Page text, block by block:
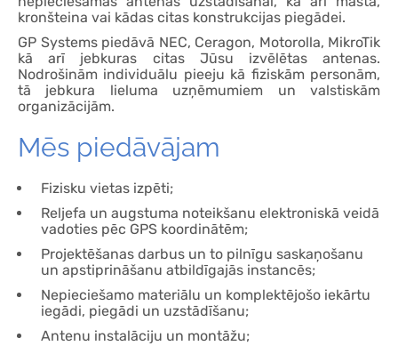
kronšteina vai kādas citas konstrukcijas piegādei.
GP Systems piedāvā NEC, Ceragon, Motorolla, MikroTik
kā arī jebkuras citas Jūsu izvēlētas antenas.
Nodrošinām individuālu pieeju kā fiziskām personām,
tā jebkura lieluma uzņēmumiem un valstiskām
organizācijām.
Mēs piedāvājam
Fizisku vietas izpēti;
Reljefa un augstuma noteikšanu elektroniskā veidā
vadoties pēc GPS koordinātēm;
Projektēšanas darbus un to pilnīgu saskaņošanu
un apstiprināšanu atbildīgajās instancēs;
Nepieciešamo materiālu un komplektējošo iekārtu
iegādi, piegādi un uzstādīšanu;
Antenu instalāciju un montāžu;